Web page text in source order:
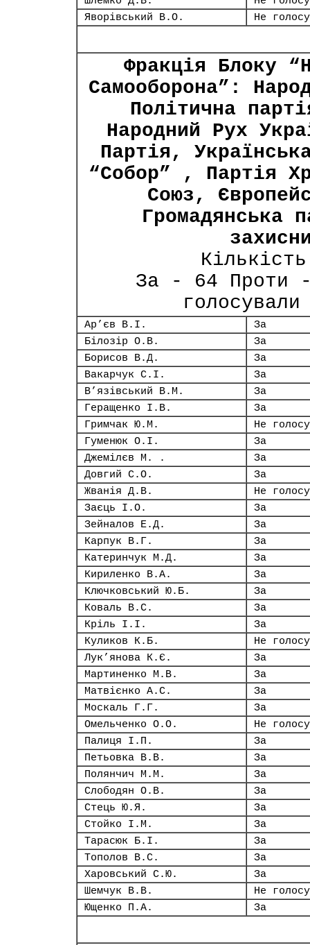
Яворівський В.О.
Не
Фракція Блоку
Самооборона”:
Політична
Народний Рух
Партія,
“Собор” , Партія
Союз,
Громадянська
За - 64 Проти
Ар’єв В.І.
За
Білозір О.В.
За
Борисов В.Д.
За
Вакарчук С.І.
За
В’язівський В.М.
За
Геращенко І.В.
За
Гримчак Ю.М.
Не
Гуменюк О.І.
За
Джемілєв М. .
За
Довгий С.О.
За
Жванія Д.В.
Не
Заєць І.О.
За
Зейналов Е.Д.
За
Карпук В.Г.
За
Катеринчук М.Д.
За
Кириленко В.А.
За
Ключковський Ю.Б.
За
Коваль В.С.
За
Кріль І.І.
За
Куликов К.Б.
Не
Лук’янова К.Є.
За
Мартиненко М.В.
За
Матвієнко А.С.
За
Москаль Г.Г.
За
Омельченко О.О.
Не
Палиця І.П.
За
Петьовка В.В.
За
Полянчич М.М.
За
Слободян О.В.
За
Стець Ю.Я.
За
Стойко І.М.
За
Тарасюк Б.І.
За
Тополов В.С.
За
Харовський С.Ю.
За
Шемчук В.В.
Не
Ющенко П.А.
За